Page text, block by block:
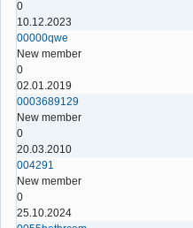
0
10.12.2023
00000qwe
New member
0
02.01.2019
0003689129
New member
0
20.03.2010
004291
New member
0
25.10.2024